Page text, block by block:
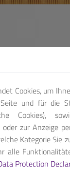
for safety-
Cookies, um
und für die
Cookies),
zur Anzeige
Kategorie Sie
alle
Protection